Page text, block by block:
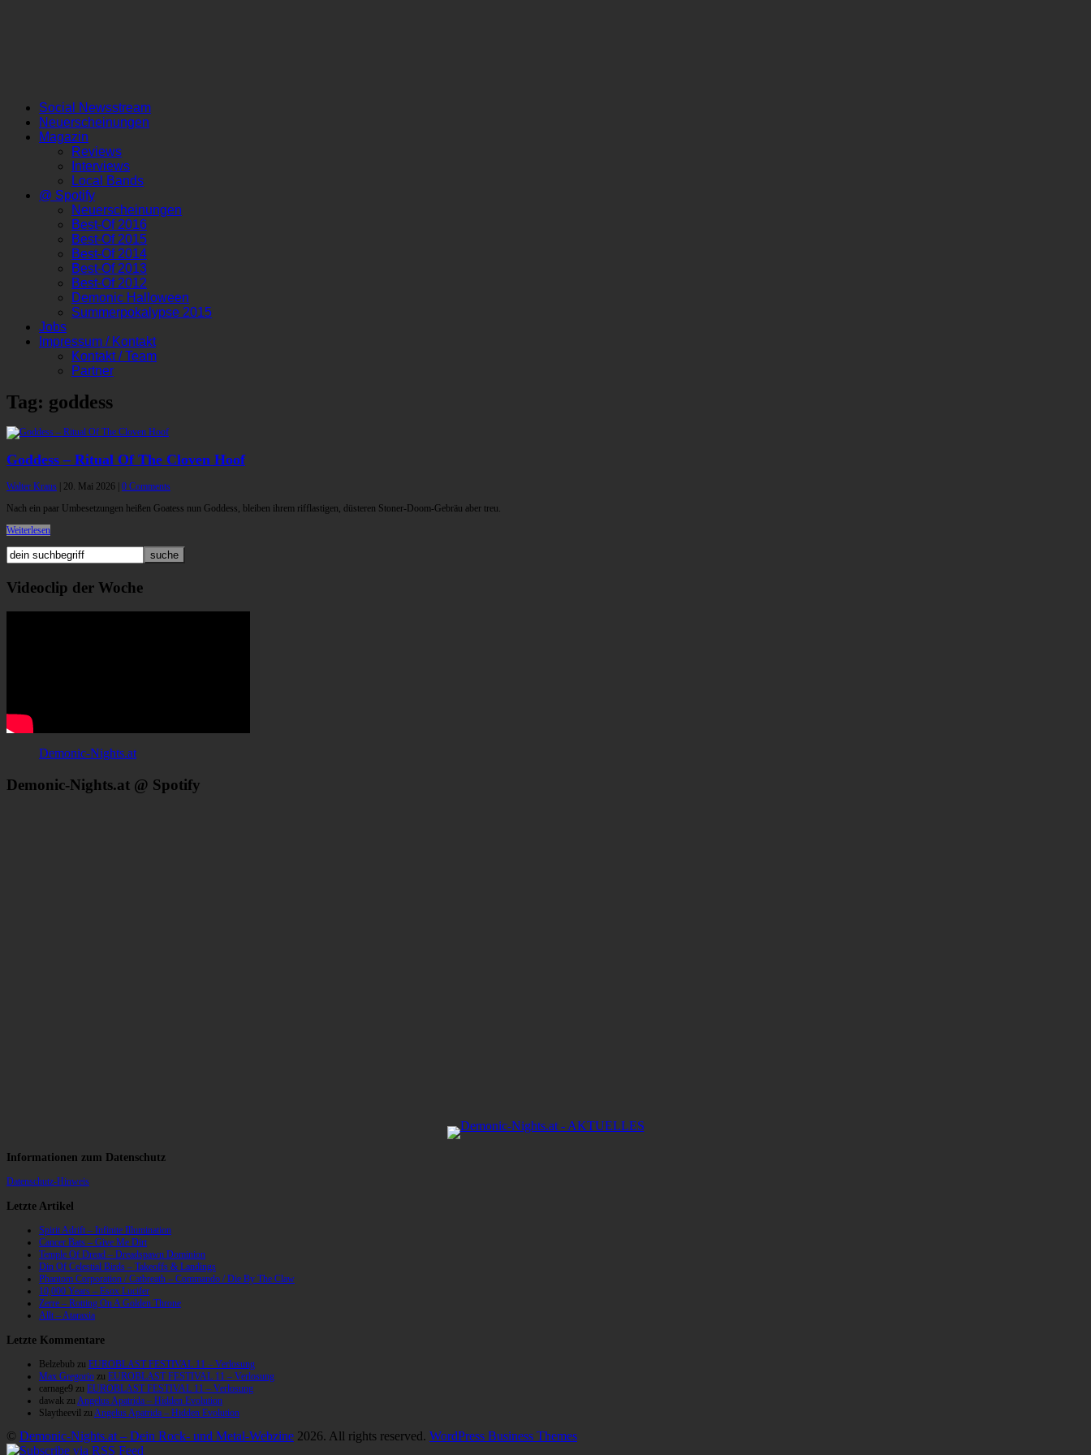
Social Newsstream
Neuerscheinungen
Magazin
Reviews
Interviews
Local Bands
@ Spotify
Neuerscheinungen
Best-Of 2016
Best-Of 2015
Best-Of 2014
Best-Of 2013
Best-Of 2012
Demonic Halloween
Summerpokalypse 2015
Jobs
Impressum / Kontakt
Kontakt / Team
Partner
Tag: goddess
Goddess – Ritual Of The Cloven Hoof
Walter Kraus 20. Mai 2026 0 Comments
Nach ein paar Umbesetzungen heißen Goatess nun Goddess, bleiben ihrem rifflastigen, düsteren Stoner-Doom-Gebräu aber treu.
Weiterlesen
Videoclip der Woche
Demonic-Nights.at
Demonic-Nights.at @ Spotify
Informationen zum Datenschutz
Datenschutz-Hinweis
Letzte Artikel
Spirit Adrift – Infinite Illumination
Cancer Bats – Give Me Dirt
Temple Of Dread – Dreadspawn Dominion
Din Of Celestial Birds – Takeoffs & Landings
Phantom Corporation / Catbreath – Commando / Die By The Claw
10,000 Years – Esox Lucifer
Zerre – Rotting On A Golden Throne
Allt – Ataraxia
Letzte Kommentare
Belzebub zu EUROBLAST FESTIVAL 11 – Verlosung
Max Gregorio zu EUROBLAST FESTIVAL 11 – Verlosung
carnage9 zu EUROBLAST FESTIVAL 11 – Verlosung
dawak zu Angelus Apatrida – Hidden Evolution
Slaytheevil zu Angelus Apatrida – Hidden Evolution
© Demonic-Nights.at – Dein Rock- und Metal-Webzine 2026. All rights reserved. WordPress Business Themes